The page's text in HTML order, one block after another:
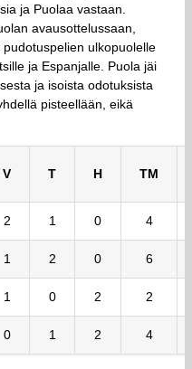
ja Puolaa vastaan.
avausottelussaan,
ulkopuolelle
ja Espanjalle. Puola jäi
ja isoista odotuksista
pisteellään, eikä
V T H TM
2 1 0 4
1 2 0 6
1 0 2 2
0 1 2 4